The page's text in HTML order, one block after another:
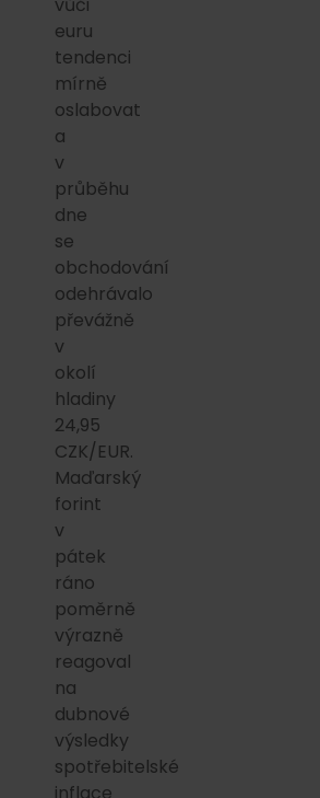
euru
tendenci
mírně
oslabovat
a
v
průběhu
dne
se
obchodování
odehrávalo
převážně
v
okolí
hladiny
24,95
CZK/EUR.
Maďarský
forint
v
pátek
ráno
poměrně
výrazně
reagoval
na
dubnové
výsledky
spotřebitelské